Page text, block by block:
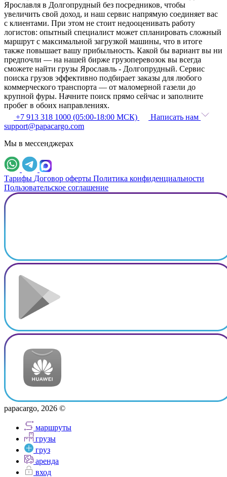
Ярославля в Долгопрудный без посредников, чтобы
увеличить свой доход, и наш сервис напрямую соединяет вас
с клиентами. При этом не стоит недооценивать работу
логистов: опытный специалист может спланировать сложный
маршрут с максимальной загрузкой машины, что в итоге
также повышает вашу прибыльность. Какой бы вариант вы ни
предпочли — на нашей бирже грузоперевозок вы всегда
сможете найти грузы Ярославль - Долгопрудный. Сервис
поиска грузов эффективно подбирает заказы для любого
коммерческого транспорта — от маломерной газели до
крупной фуры. Начните поиск прямо сейчас и заполните
пробег в обоих направлениях.
+7 913 318 1000 (05:00-18:00 МСК)
Написать нам
support@papacargo.com
Мы в мессенджерах
Тарифы Договор оферты Политика конфиденциальности
Пользовательское соглашение
papacargo, 2026 ©
маршруты
грузы
груз
аренда
вход